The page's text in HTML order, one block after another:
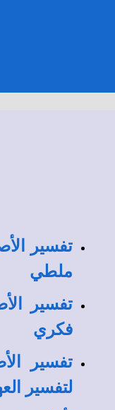
تفسير
ملطي
تفسير
فكري
تفسير
لتفسير